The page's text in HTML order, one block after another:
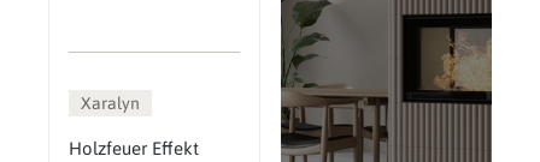
Xaralyn
Holzfeuer Effekt